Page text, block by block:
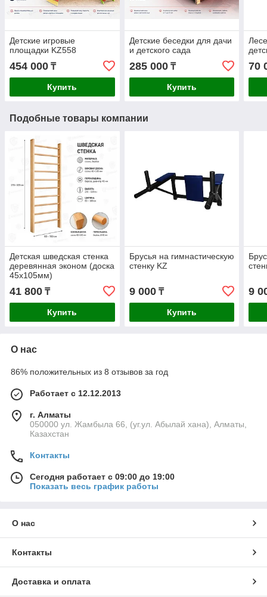
Детские игровые
площадки KZ558
454 000 ₸
Купить
Детские беседки для дачи
и детского сада
285 000₸
Купить
70
Подобные товары компании
Детская шведская стенка
деревянная эконом (доска
45х105мм)
41 800 ₸
Купить
Брусья на гимнастическую
стенку KZ
9 000₸
Купить
9
О нас
86% положительных из 8 отзывов за год
Работает с 12.12.2013
г. Алматы
050000 ул. Жамбыла 66, (уг.ул. Абылай хана), Алматы,
Казахстан
Контакты
Сегодня работает с 09:00 до 19:00
Показать весь график работы
О нас
Контакты
Доставка и оплата